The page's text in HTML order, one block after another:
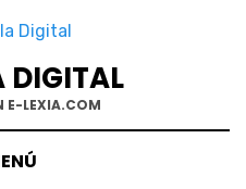
DIGITAL
E-LEXIA.COM